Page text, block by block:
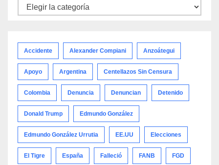
Noticias
Accidente Alexander Compiani Anzoátegui
Apoyo Argentina Centellazos Sin Censura
Colombia Denuncia Denuncian Detenido
Donald Trump Edmundo González
Edmundo González Urrutia EE.UU Elecciones
El Tigre España Falleció FANB FGD